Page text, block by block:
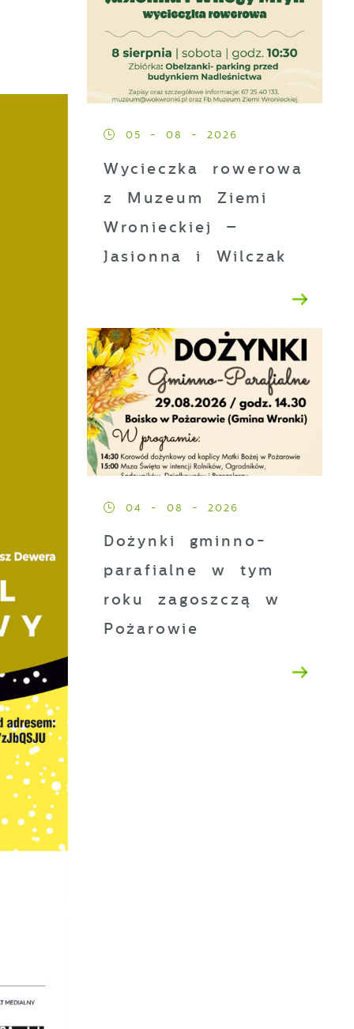
05 - 08 - 2026
Wycieczka rowerowa
z Muzeum Ziemi
Wronieckiej –
Jasionna i Wilczak
04 - 08 - 2026
Dożynki gminno-
parafialne w tym
roku zagoszczą w
Pożarowie